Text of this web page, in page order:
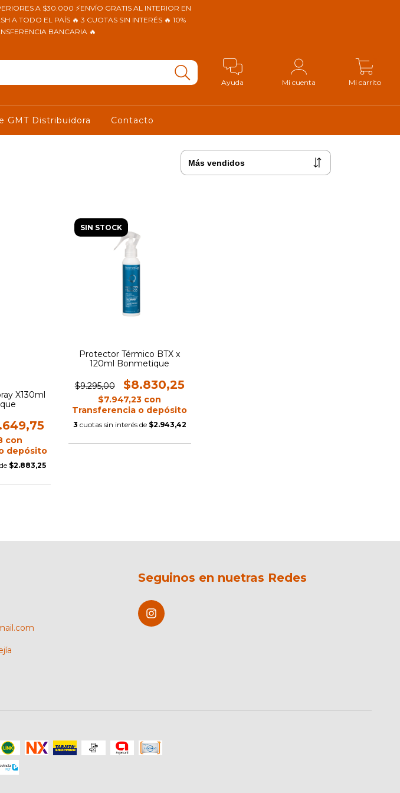
A $30.000 ⚡ENVÍO GRATIS AL INTERIOR EN
A TODO EL PAÍS 🔥 3 CUOTAS SIN INTERÉS 🔥 10%
BANCARIA 🔥
Ayuda Mi cuenta Mi carrito
GMT Distribuidora Contacto
X130ml
con
depósito
$2.883,25
SIN STOCK
Protector Térmico BTX x
120ml Bonmetique
$9.295,00 $8.830,25
$7.947,23 con
Transferencia o depósito
3 cuotas sin interés de $2.943,42
Seguinos en nuetras Redes